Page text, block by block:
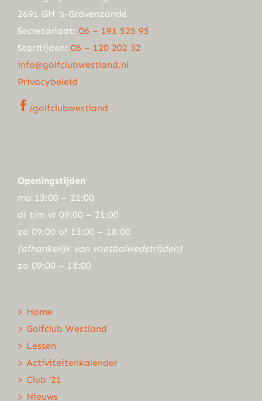
2691 GH ‘s-Gravenzande
Secretariaat: 06 – 191 525 95
Starttijden: 06 – 120 202 32
info@golfclubwestland.nl
Privacybeleid
/golfclubwestland
Openingstijden
ma 13:00 – 21:00
di t/m vr 09:00 – 21:00
za 09:00 of 13:00 – 18:00
(afhankelijk van voetbalwedstrijden)
zo 09:00 – 18:00
> Home
> Golfclub Westland
> Lessen
> Activiteitenkalender
> Club ’21
> Nieuws